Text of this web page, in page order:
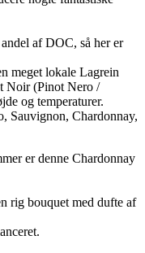
af DOC, så her er
meget lokale Lagrein
Noir (Pinot Nero /
og temperaturer.
Sauvignon, Chardonnay,
er denne Chardonnay
rig bouquet med dufte af